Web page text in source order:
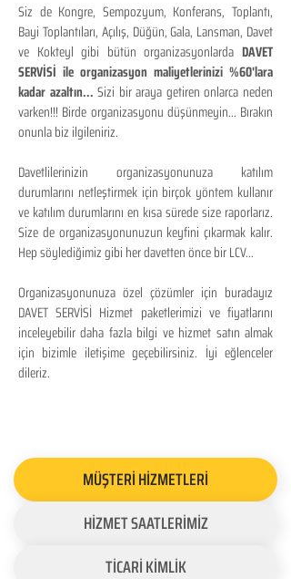
Siz de Kongre, Sempozyum, Konferans, Toplantı,
Bayi Toplantıları, Açılış, Düğün, Gala, Lansman, Davet
ve Kokteyl gibi bütün organizasyonlarda DAVET
SERVİSİ ile organizasyon maliyetlerinizi %60'lara
kadar azaltın...Sizi bir araya getiren onlarca neden
varken!!! Birde organizasyonu düşünmeyin... Bırakın
onunla biz ilgileniriz.
Davetlilerinizin organizasyonunuza katılım
durumlarını netleştirmek için birçok yöntem kullanır
ve katılım durumlarını en kısa sürede size raporlarız.
Size de organizasyonunuzun keyfini çıkarmak kalır.
Hep söylediğimiz gibi her davetten önce bir LCV...
Organizasyonunuza özel çözümler için buradayız
DAVET SERVİSİ Hizmet paketlerimizi ve fiyatlarını
inceleyebilir daha fazla bilgi ve hizmet satın almak
için bizimle iletişime geçebilirsiniz. İyi eğlenceler
dileriz.
MÜŞTERİ HİZMETLERİ
HİZMET SAATLERİMİZ
TİCARİ KİMLİK